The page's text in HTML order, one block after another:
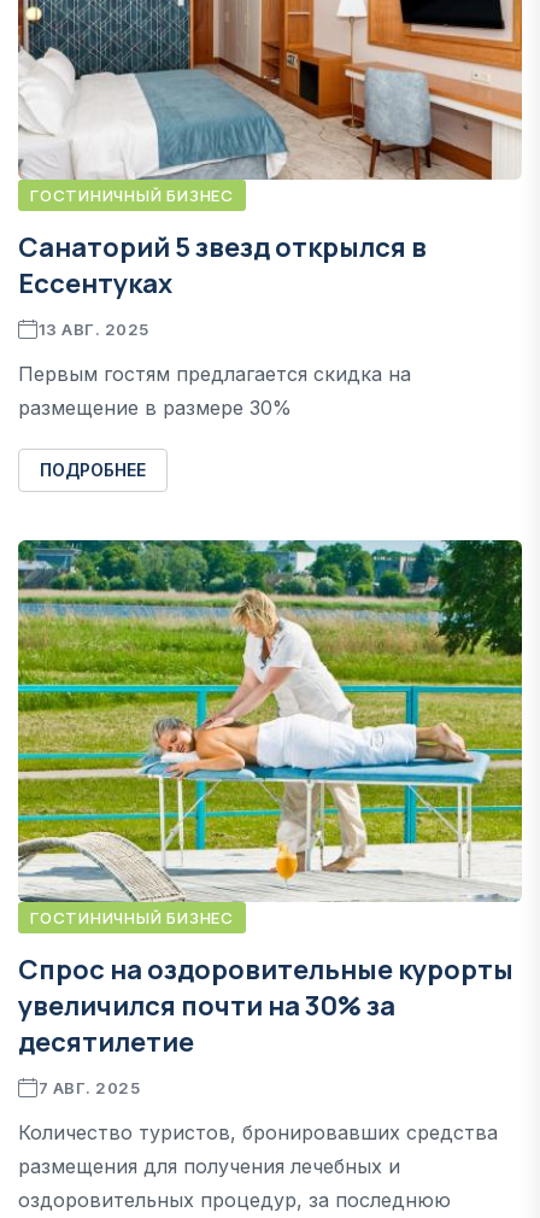
ГОСТИНИЧНЫЙ БИЗНЕС
Санаторий 5 звезд открылся в
Ессентуках
13 АВГ. 2025
Первым гостям предлагается скидка на
размещение в размере 30%
ПОДРОБНЕЕ
ГОСТИНИЧНЫЙ БИЗНЕС
Спрос на оздоровительные курорты
увеличился почти на 30% за
десятилетие
7 АВГ. 2025
Количество туристов, бронировавших средства
размещения для получения лечебных и
оздоровительных процедур, за последнюю